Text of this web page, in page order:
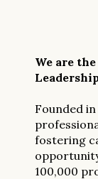
We are
Founded in
fostering
100,000